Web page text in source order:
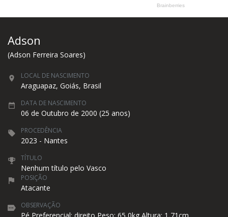
Adson
(Adson Ferreira Soares)
LOCAL DE NASCIMENTO
Araguapaz, Goiás, Brasil
DATA DE NASCIMENTO
06 de Outubro de 2000 (25 anos)
PROCEDÊNCIA
2023 - Nantes
TÍTULO
Nenhum título pelo Vasco
POSIÇÃO
Atacante
OBSERVAÇÃO